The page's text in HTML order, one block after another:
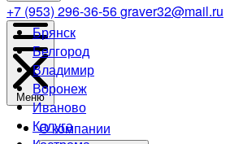
Брянск
Белгород
Владимир
Воронеж
Иваново
Калуга
+7 (953) 296-36-56graver32@mail.ru
Меню
О компании